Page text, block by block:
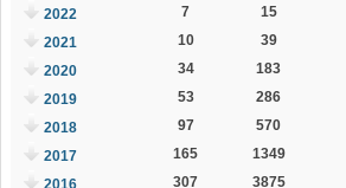
2022 7 15
2021
10 39
2020
34 183
2019
53 286
2018
97 570
2017
165 1349
2016
307 3875